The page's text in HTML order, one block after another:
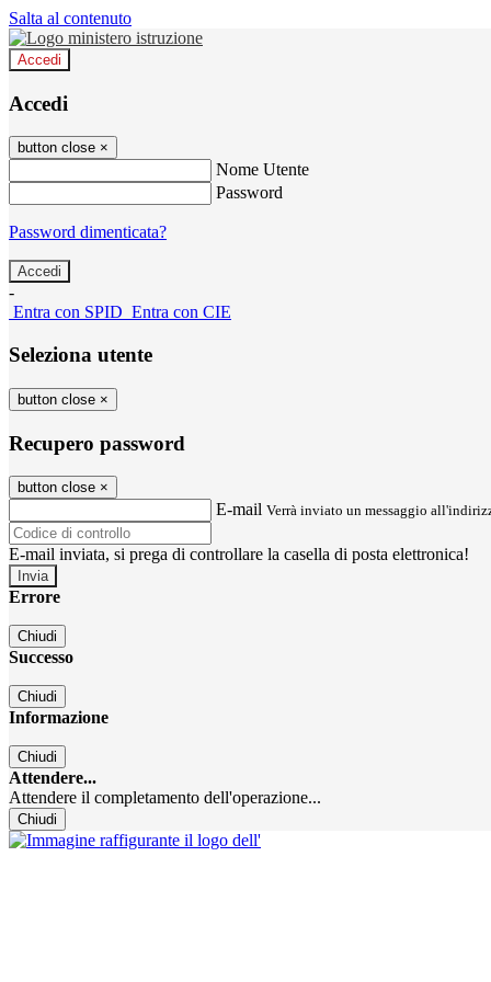
Salta al contenuto
Accedi
Accedi
button close ×
Nome Utente
Password
Password dimenticata?
-
Entra con SPID Entra con CIE
Seleziona utente
button close ×
Recupero password
button close ×
E-mail Verrà inviato un messaggio
E-mail inviata, si prega di controllare la casella di posta elettronica!
Errore
Chiudi
Successo
Chiudi
Informazione
Chiudi
Attendere...
Attendere il completamento dell'operazione...
Chiudi